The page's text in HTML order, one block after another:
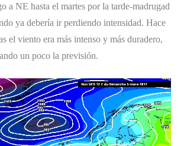
a NE hasta el martes por la tarde-madrugad
ya debería ir perdiendo intensidad. Hace
el viento era más intenso y más duradero,
un poco la previsión.